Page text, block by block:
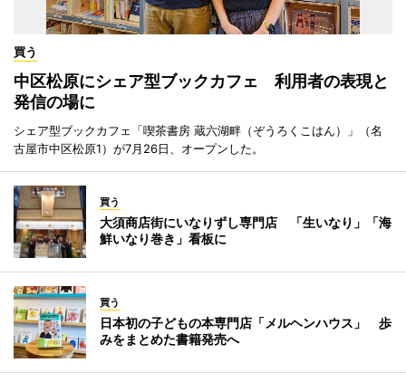
買う
中区松原にシェア型ブックカフェ 利用者の表現と
発信の場に
シェア型ブックカフェ「喫茶書房 蔵六湖畔（ぞうろくこはん）」（名
古屋市中区松原1）が7月26日、オープンした。
買う
大須商店街にいなりずし専門店 「生いなり」「海
鮮いなり巻き」看板に
買う
日本初の子どもの本専門店「メルヘンハウス」 歩
みをまとめた書籍発売へ